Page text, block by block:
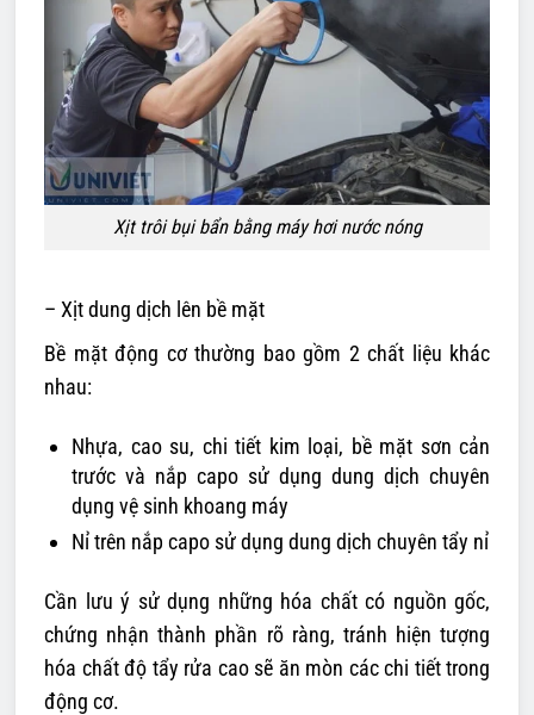
Xịt trôi bụi bẩn bằng máy hơi nước nóng
– Xịt dung dịch lên bề mặt
Bề mặt động cơ thường bao gồm 2 chất liệu khác
nhau:
Nhựa, cao su, chi tiết kim loại, bề mặt sơn cản
trước và nắp capo sử dụng dung dịch chuyên
dụng vệ sinh khoang máy
Nỉ trên nắp capo sử dụng dung dịch chuyên tẩy nỉ
Cần lưu ý sử dụng những hóa chất có nguồn gốc,
chứng nhận thành phần rõ ràng, tránh hiện tượng
hóa chất độ tẩy rửa cao sẽ ăn mòn các chi tiết trong
động cơ.